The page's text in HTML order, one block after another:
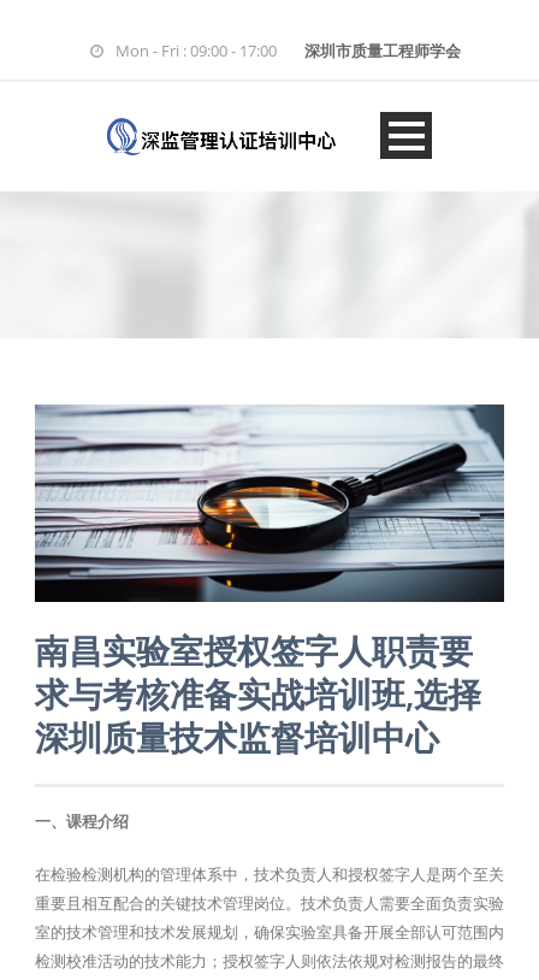
Mon - Fri : 09:00 - 17:00 深圳市质量工程师学会
南昌实验室授权签字人职责要
求与考核准备实战培训班,选择
深圳质量技术监督培训中心
一、课程介绍
在检验检测机构的管理体系中，技术负责人和授权签字人是两个至关
重要且相互配合的关键技术管理岗位。技术负责人需要全面负责实验
室的技术管理和技术发展规划，确保实验室具备开展全部认可范围内
检测校准活动的技术能力；授权签字人则依法依规对检测报告的最终